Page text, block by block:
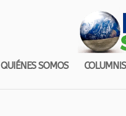
QUIÉNES SOMOS